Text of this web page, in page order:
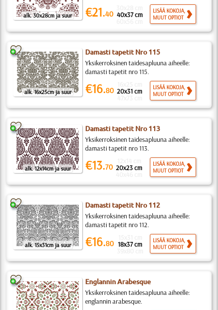
alk. 30x28cm ja suur €21.40 40x37 cm
LISÄÄ KOKOJA,
MUUT OPTIOT
alk. 16x25cm ja suur
Damasti tapetit Nro 115
Yksikerroksinen taidesapluuna aiheelle:
damasti tapetit nro 115.
€16.80 20x31 cm
LISÄÄ KOKOJA,
MUUT OPTIOT
alk. 12x14cm ja suur
Damasti tapetit Nro 113
Yksikerroksinen taidesapluuna aiheelle:
damasti tapetit nro 113.
€13.70 20x23 cm
LISÄÄ KOKOJA,
MUUT OPTIOT
alk. 15x31cm ja suur
Damasti tapetit Nro 112
Yksikerroksinen taidesapluuna aiheelle:
damasti tapetit nro 112.
€16.80 18x37 cm
LISÄÄ KOKOJA,
MUUT OPTIOT
Englannin Arabesque
Yksikerroksinen taidesapluuna aiheelle:
englannin arabesque.